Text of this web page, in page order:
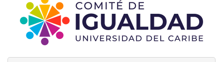
accesibilidad.